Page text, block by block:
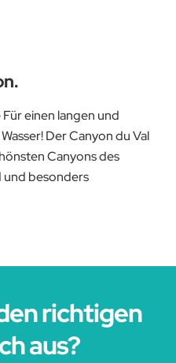
einen langen und
Der Canyon du Val
Canyons des
und besonders
richtigen
aus?